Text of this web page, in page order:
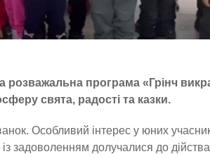
розважальна програма «Грінч
свята, радості та казки.
Особливий інтерес у юних
задоволенням долучалися до